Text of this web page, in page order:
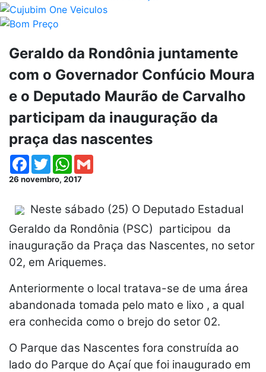
Geraldo da Rondônia juntamente
com o Governador Confúcio Moura
e o Deputado Maurão de Carvalho
participam da inauguração da
praça das nascentes
Facebook
TwitterWhatsApp
26 novembro, 2017
Neste sábado (25) O Deputado Estadual
Geraldo da Rondônia (PSC) participou da
inauguração da Praça das Nascentes, no setor
02, em Ariquemes.
Anteriormente o local tratava-se de uma área
abandonada tomada pelo mato e lixo , a qual
era conhecida como o brejo do setor 02.
O Parque das Nascentes fora construída ao
lado do Parque do Açaí que foi inaugurado em